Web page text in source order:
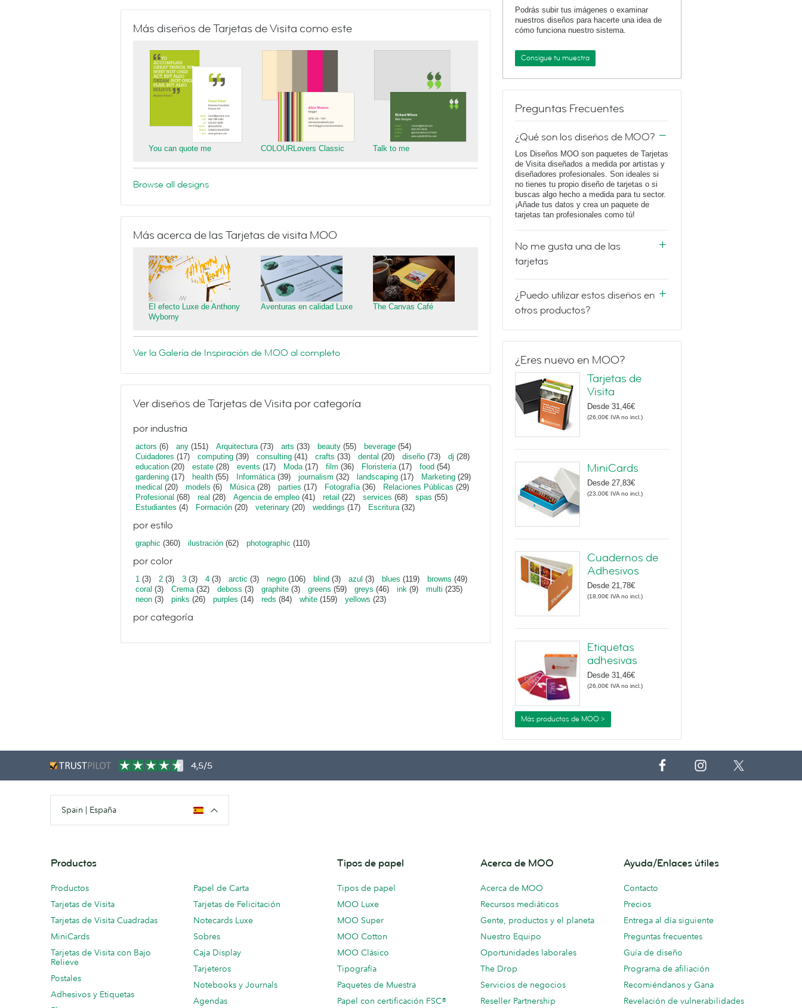
Más diseños de Tarjetas de Visita como este
You can quote me COLOURLovers Classic Talk to me
Browse all designs
Más acerca de las Tarjetas de visita MOO
El efecto Luxe de Anthony
Wyborny
Aventuras en calidad Luxe The Canvas Café
Ver la Galería de Inspiración de MOO al completo
Ver diseños de Tarjetas de Visita por categoría
por industria
actors (6) any (151) Arquitectura(73) arts (33) beauty (55) beverage (54)
Cuidadores (17) computing (39) consulting (41) crafts (33) dental (20) diseño (73) dj (28)
education (20) estate (28) events (17) Moda(17) film (36) Floristería(17) food (54)
gardening (17) health (55) Informática(39) journalism (32) landscaping (17) Marketing (29)
medical (20) models (6) Música(28) parties (17) Fotografía(36) Relaciones Públicas (29)
Profesional (68) real (28) Agencia de empleo (41) retail (22) services (68) spas (55)
Estudiantes (4) Formación (20) veterinary (20) weddings (17) Escritura(32)
por estilo
graphic (360) ilustración (62) photographic (110)
por color
1 (3) 2 (3) 3 (3) 4 (3) arctic (3) negro (106) blind (3) azul (3) blues (119) browns (49)
coral (3) Crema(32) deboss (3) graphite (3) greens (59) greys (46) ink (9) multi (235)
neon (3) pinks (26) purples (14) reds (84) white (159) yellows (23)
por categoría
Podrás subir tus imágenes o examinar
nuestros diseños para hacerte una idea de
cómo funciona nuestro sistema.
Consigue tu muestra
Preguntas Frecuentes
¿Qué son los diseños de MOO?
Los Diseños MOO son paquetes de Tarjetas
de Visita diseñados a medida por artistas y
diseñadores profesionales. Son ideales si
no tienes tu propio diseño de tarjetas o si
buscas algo hecho a medida para tu sector.
¡Añade tus datos y crea un paquete de
tarjetas tan profesionales como tú!
No me gusta una de las
tarjetas
¿Puedo utilizar estos diseños en
otros productos?
¿Eres nuevo en MOO?
Tarjetas de
Visita
Desde 31,46€
(26,00€ IVA no incl. )
MiniCards
Desde 27,83€
(23,00€ IVA no incl. )
Cuadernos de
Adhesivos
Desde 21,78€
(18,00€ IVA no incl. )
Etiquetas
adhesivas
Desde 31,46€
(26,00€ IVA no incl. )
Más productos de MOO >
4,5/5
Spain | España
Productos
Productos
Tarjetas de Visita
Tarjetas de Visita Cuadradas
MiniCards
Tarjetas de Visita con Bajo
Relieve
Postales
Adhesivos y Etiquetas
Papel de Carta
Tarjetas de Felicitación
Notecards Luxe
Sobres
Caja Display
Tarjeteros
Notebooks y Journals
Agendas
Tipos de papel
Tipos de papel
MOO Luxe
MOO Super
MOO Cotton
MOO Clásico
Tipografía
Paquetes de Muestra
Papel con certificación FSC®
Acerca de MOO
Acerca de MOO
Recursos mediáticos
Gente, productos y el planeta
Nuestro Equipo
Oportunidades laborales
The Drop
Servicios de negocios
Reseller Partnership
Ayuda/Enlaces útiles
Contacto
Precios
Entrega al día siguiente
Preguntas frecuentes
Guía de diseño
Programa de afiliación
Recomiéndanos y Gana
Revelación de vulnerabilidades